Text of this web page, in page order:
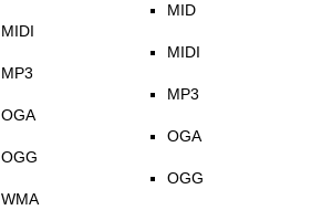
MIDI
MP3
OGA
OGG
WMA
MID
MIDI
MP3
OGA
OGG